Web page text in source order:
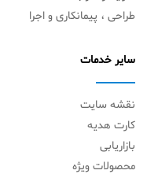
طراحی ، پیمانکاری و اجرا
سایر خدمات
نقشه سایت
کارت هدیه
بازاریابی
محصولات ویژه